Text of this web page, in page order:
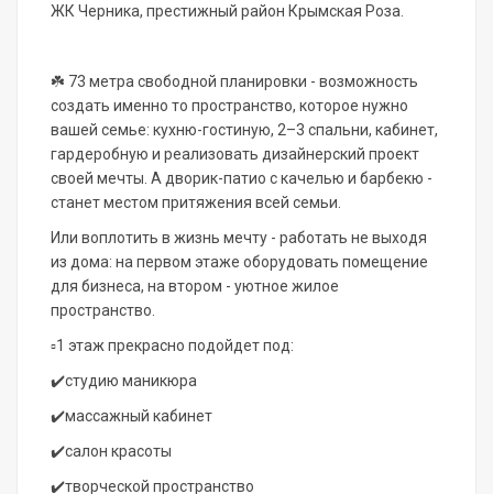
ЖК Черника, престижный район Крымская Роза.
☘️ 73 метра свободной планировки - возможность
создать именно то пространство, которое нужно
вашей семье: кухню-гостиную, 2–3 спальни, кабинет,
гардеробную и реализовать дизайнерский проект
своей мечты. А дворик-патио с качелью и барбекю -
станет местом притяжения всей семьи.
Или воплотить в жизнь мечту - работать не выходя
из дома: на первом этаже оборудовать помещение
для бизнеса, на втором - уютное жилое
пространство.
▫️1 этаж прекрасно подойдет под:
✔️студию маникюра
✔️массажный кабинет
✔️салон красоты
✔️творческой пространство